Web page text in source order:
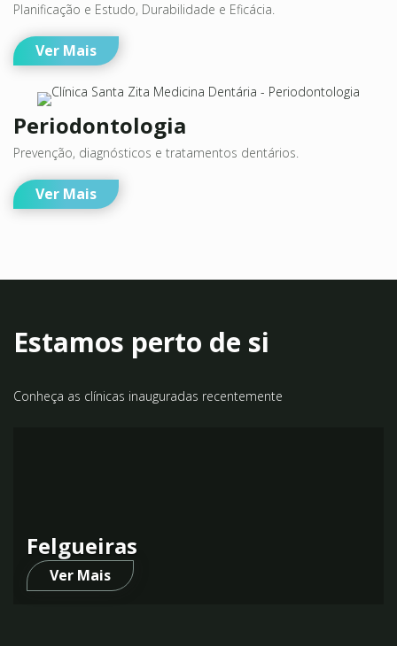
Planificação e Estudo, Durabilidade e Eficácia.
Ver Mais
Periodontologia
Prevenção, diagnósticos e tratamentos dentários.
Ver Mais
Estamos perto de si
Conheça as clínicas inauguradas recentemente
Felgueiras
Ver Mais